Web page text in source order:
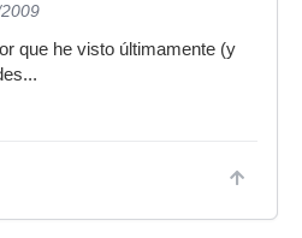
que he visto últimamente (y